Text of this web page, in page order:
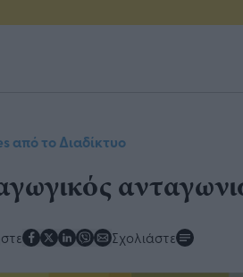
από το Διαδίκτυο
Σχολιάστε